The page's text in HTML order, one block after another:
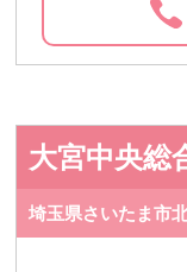
大宮中央総
埼玉県さいたま市